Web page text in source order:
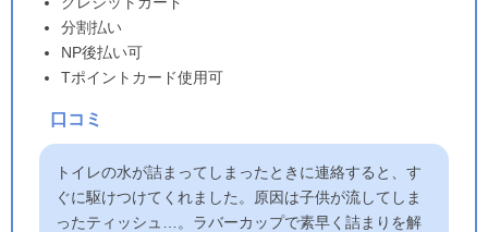
分割払い
NP後払い可
Tポイントカード使用可
口コミ
トイレの水が詰まってしまったときに連絡すると、す
ぐに駆けつけてくれました。原因は子供が流してしま
ったティッシュ…。ラバーカップで素早く詰まりを解